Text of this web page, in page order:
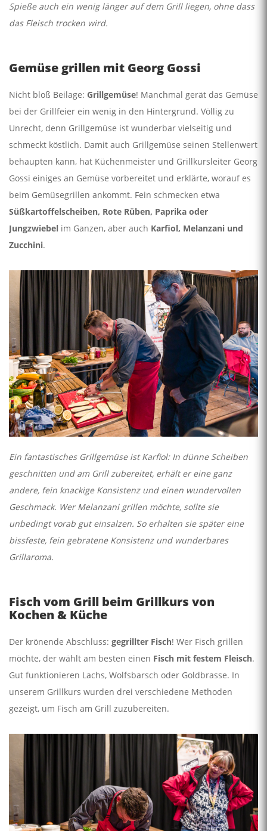
Spieße auch ein wenig länger auf dem Grill liegen, ohne dass
das Fleisch trocken wird.
Gemüse grillen mit Georg Gossi
Nicht bloß Beilage: Grillgemüse! Manchmal gerät das Gemüse
bei der Grillfeier ein wenig in den Hintergrund. Völlig zu
Unrecht, denn Grillgemüse ist wunderbar vielseitig und
schmeckt köstlich. Damit auch Grillgemüse seinen Stellenwert
behaupten kann, hat Küchenmeister und Grillkursleiter Georg
Gossi einiges an Gemüse vorbereitet und erklärte, worauf es
beim Gemüsegrillen ankommt. Fein schmecken etwa
Süßkartoffelscheiben, Rote Rüben, Paprika oder
Jungzwiebel im Ganzen, aber auch Karfiol, Melanzani und
Zucchini.
Ein fantastisches Grillgemüse ist Karfiol: In dünne Scheiben
geschnitten und am Grill zubereitet, erhält er eine ganz
andere, fein knackige Konsistenz und einen wundervollen
Geschmack. Wer Melanzani grillen möchte, sollte sie
unbedingt vorab gut einsalzen. So erhalten sie später eine
bissfeste, fein gebratene Konsistenz und wunderbares
Grillaroma.
Fisch vom Grill beim Grillkurs von
Kochen & Küche
Der krönende Abschluss: gegrillter Fisch! Wer Fisch grillen
möchte, der wählt am besten einen Fisch mit festem Fleisch.
Gut funktionieren Lachs, Wolfsbarsch oder Goldbrasse. In
unserem Grillkurs wurden drei verschiedene Methoden
gezeigt, um Fisch am Grill zuzubereiten.